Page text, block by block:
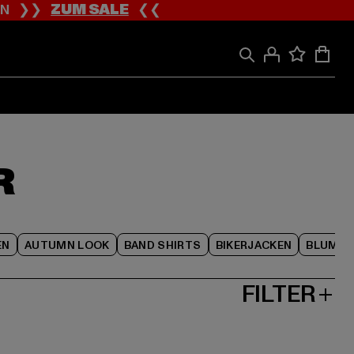
❯❯ZUM SALE❮❮
AUTUMN LOOK BAND SHIRTS BIKERJACKEN
FILTER